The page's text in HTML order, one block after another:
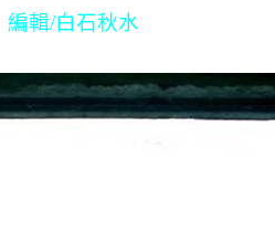
輯/白石秋水